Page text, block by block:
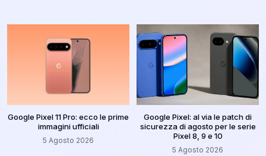
Google Pixel 11 Pro: ecco le prime
immagini ufficiali
5 Agosto 2026
Google Pixel: al via le patch di
sicurezza di agosto per le serie
Pixel 8, 9 e 10
5 Agosto 2026